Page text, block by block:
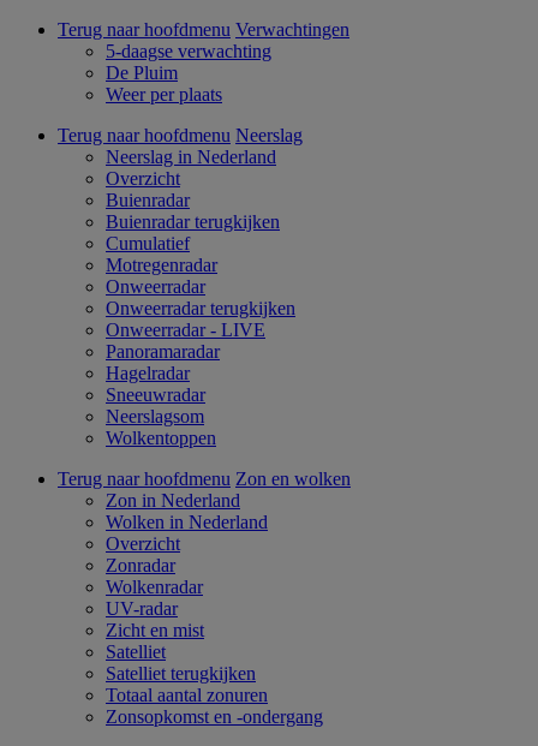
Terug naar hoofdmenu Verwachtingen
5-daagse verwachting
De Pluim
Weer per plaats
Terug naar hoofdmenu Neerslag
Neerslag in Nederland
Overzicht
Buienradar
Buienradar terugkijken
Cumulatief
Motregenradar
Onweerradar
Onweerradar terugkijken
Onweerradar - LIVE
Panoramaradar
Hagelradar
Sneeuwradar
Neerslagsom
Wolkentoppen
Terug naar hoofdmenu Zon en wolken
Zon in Nederland
Wolken in Nederland
Overzicht
Zonradar
Wolkenradar
UV-radar
Zicht en mist
Satelliet
Satelliet terugkijken
Totaal aantal zonuren
Zonsopkomst en -ondergang